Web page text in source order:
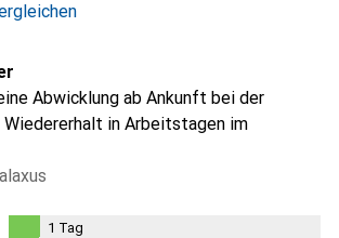
Abwicklung ab Ankunft bei der
in Arbeitstagen im
1 Tag